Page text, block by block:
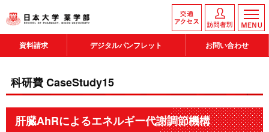
資料請求 デジタルパンフレット お問い合わせ
科研費 CaseStudy15
肝臓AhRによるエネルギー代謝調節機構